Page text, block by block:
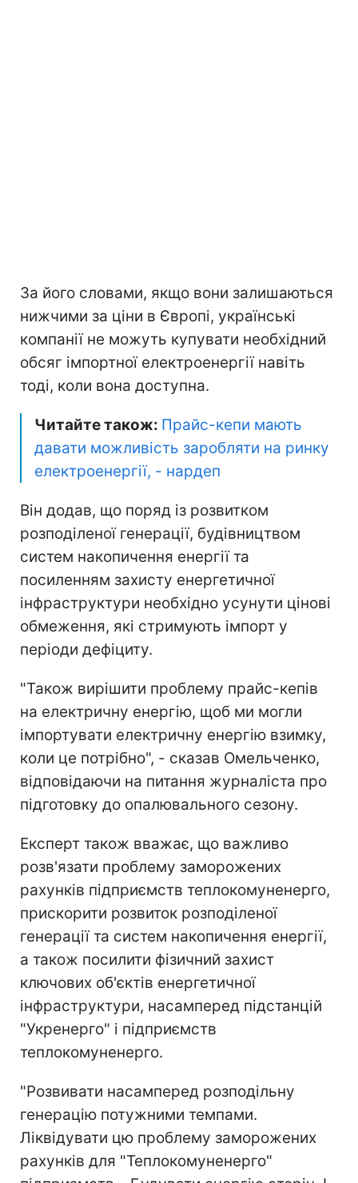
За його словами, якщо вони залишаються
нижчими за ціни в Європі, українські
компанії не можуть купувати необхідний
обсяг імпортної електроенергії навіть
тоді, коли вона доступна.
Читайте також: Прайс-кепи мають
давати можливість заробляти на ринку
електроенергії, - нардеп
Він додав, що поряд із розвитком
розподіленої генерації, будівництвом
систем накопичення енергії та
посиленням захисту енергетичної
інфраструктури необхідно усунути цінові
обмеження, які стримують імпорт у
періоди дефіциту.
"Також вирішити проблему прайс-кепів
на електричну енергію, щоб ми могли
імпортувати електричну енергію взимку,
коли це потрібно", - сказав Омельченко,
відповідаючи на питання журналіста про
підготовку до опалювального сезону.
Експерт також вважає, що важливо
розв'язати проблему заморожених
рахунків підприємств теплокомуненерго,
прискорити розвиток розподіленої
генерації та систем накопичення енергії,
а також посилити фізичний захист
ключових об'єктів енергетичної
інфраструктури, насамперед підстанцій
"Укренерго" і підприємств
теплокомуненерго.
"Розвивати насамперед розподільну
генерацію потужними темпами.
Ліквідувати цю проблему заморожених
рахунків для "Теплокомуненерго"